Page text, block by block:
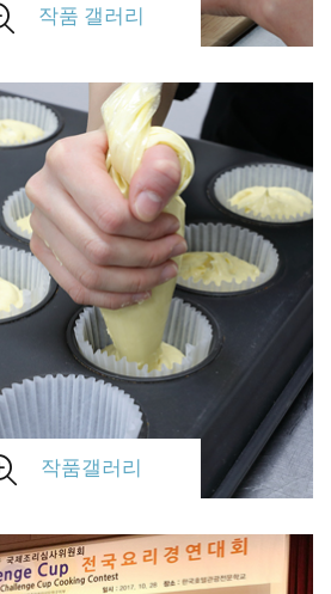
작품 갤러리
작품갤러리